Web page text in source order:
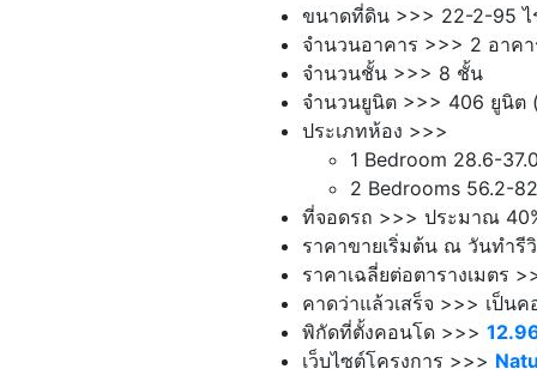
ขนาดที่ดิน >>> 22-2-95 ไ
จำนวนอาคาร >>> 2 อาค
จำนวนชั้น >>> 8 ชั้น
จำนวนยูนิต >>> 406 ยูนิต
ประเภทห้อง >>>
1 Bedroom 28.6-
2 Bedrooms 56.2-
ที่จอดรถ >>> ประมาณ
ราคาขายเริ่มต้น ณ วันทำรี
ราคาเฉลี่ยต่อตารางเมตร
คาดว่าแล้วเสร็จ >>> เป็น
พิกัดที่ตั้งคอนโด >>>
เว็บไซต์โครงการ >>>